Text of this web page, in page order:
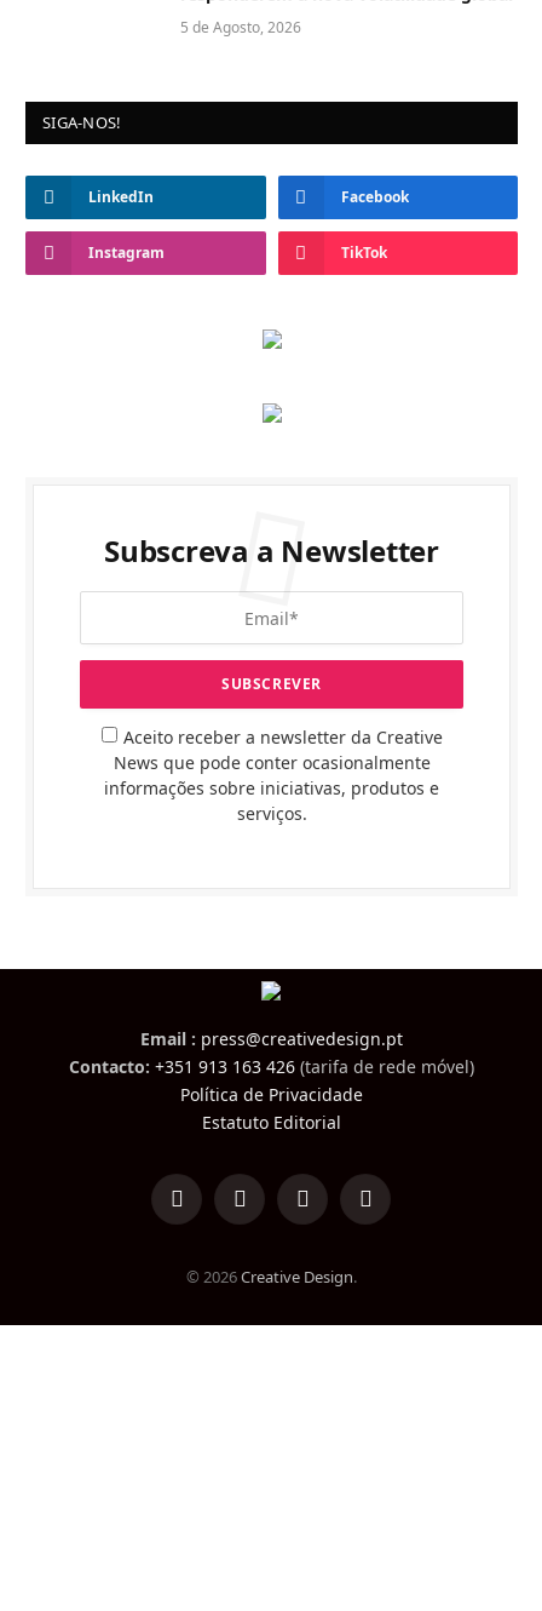
5 de Agosto, 2026
SIGA-NOS!
LinkedIn Facebook
Instagram TikTok
Subscreva a Newsletter
Aceito receber a newsletter da Creative
News que pode conter ocasionalmente
informações sobre iniciativas, produtos e
serviços.
Email : press@creativedesign.pt
Contacto: +351 913 163 426(tarifa de rede móvel)
Política de Privacidade
Estatuto Editorial
LinkedInFacebookInstagramTikTok
© 2026Creative Design.